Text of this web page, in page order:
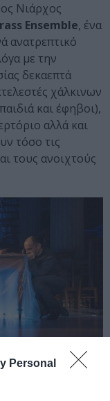
Personal
Νιάρχος
Ensemble, ένα
ανατρεπτικό
με την
δεκαεπτά
χάλκινων
και έφηβοι),
αλλά και
τόσο τις
τους ανοιχτούς